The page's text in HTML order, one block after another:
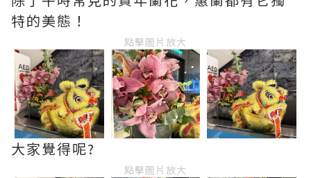
特的美態！
點擊圖片放大
大家覺得呢?
點擊圖片放大